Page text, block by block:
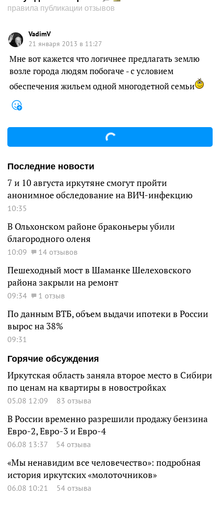
правила публикации отзывов
VadimV
21 января 2013 в 11:27
Мне вот кажется что логичнее предлагать землю
возле города людям побогаче - с условием
обеспечения жильем одной многодетной семьи
Последние новости
7 и 10 августа иркутяне смогут пройти
анонимное обследование на ВИЧ-инфекцию
10:35
В Ольхонском районе браконьеры убили
благородного оленя
10:09 14 отзывов
Пешеходный мост в Шаманке Шелеховского
района закрыли на ремонт
09:34 1 отзыв
По данным ВТБ, объем выдачи ипотеки в России
вырос на 38%
09:31
Горячие обсуждения
Иркутская область заняла второе место в Сибири
по ценам на квартиры в новостройках
05.08 12:09 83 отзыва
В России временно разрешили продажу бензина
Евро-2, Евро-3 и Евро-4
06.08 13:37 54 отзыва
«Мы ненавидим все человечество»: подробная
история иркутских «молоточников»
06.08 10:21 54 отзыва